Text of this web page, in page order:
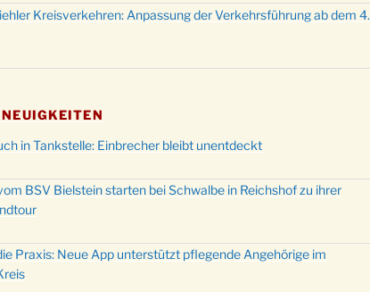
Kreisverkehren: Anpassung der Verkehrsführung ab dem 4.
in Tankstelle: Einbrecher bleibt unentdeckt
BSV Bielstein starten bei Schwalbe in Reichshof zu ihrer
Praxis: Neue App unterstützt pflegende Angehörige im